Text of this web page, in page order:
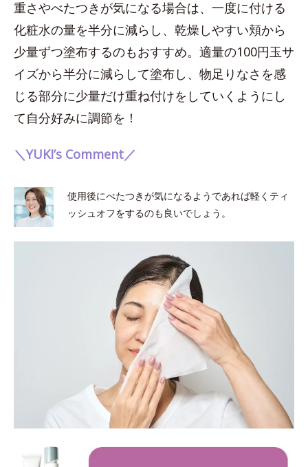
重さやべたつきが気になる場合は、一度に付ける
化粧水の量を半分に減らし、乾燥しやすい頬から
少量ずつ塗布するのもおすすめ。適量の100円玉サ
イズから半分に減らして塗布し、物足りなさを感
じる部分に少量だけ重ね付けをしていくようにし
て自分好みに調節を！
＼YUKI’s Comment／
使用後にべたつきが気になるようであれば軽くティ
ッシュオフをするのも良いでしょう。